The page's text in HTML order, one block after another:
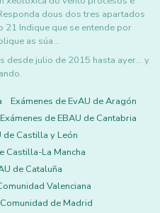
dous dos tres apartados
Indique que se entende por
as súa…
desde julio de 2015 hasta ayer... y
Exámenes de EvAU de Aragón
Exámenes de EBAU de Cantabria
de Castilla y León
Castilla-La Mancha
de Cataluña
Valenciana
de Madrid